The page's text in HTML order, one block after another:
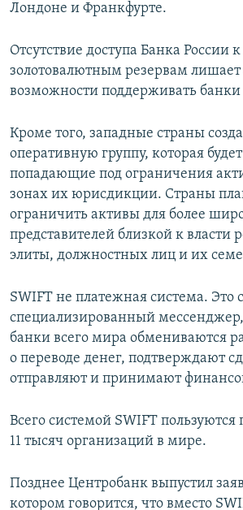
Лондоне и Франкфурте.
Отсутствие доступа Банка России к
золотовалютным резервам лишает
возможности поддерживать банки
Кроме того, западные страны
оперативную группу, которая
попадающие под ограничения
зонах их юрисдикции. Страны
ограничить активы для более
представителей близкой к власти
элиты, должностных лиц и их
SWIFT не платежная система. Это
специализированный
банки всего мира обмениваются
о переводе денег, подтверждают
отправляют и принимают
Всего системой SWIFT пользуются
11 тысяч организаций в мире.
Позднее Центробанк выпустил
котором говорится, что вместо